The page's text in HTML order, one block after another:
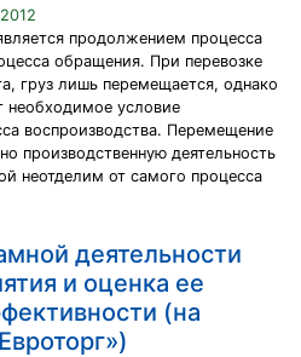
продолжением процесса
обращения. При перевозке
груз лишь перемещается, однако
необходимое условие
воспроизводства. Перемещение
производственную деятельность
неотделим от самого процесса
деятельности
и оценка ее
(на